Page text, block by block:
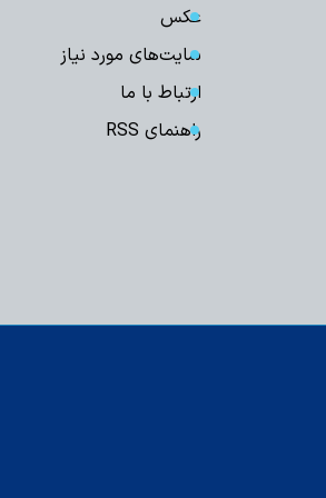
عکس
سایت‌های مورد نیاز
ارتباط با ما
راهنمای RSS